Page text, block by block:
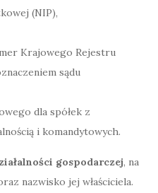
(NIP),
Krajowego Rejestru
sądu
dla spółek z
i komandytowych.
gospodarczej, na
nazwisko jej właściciela.